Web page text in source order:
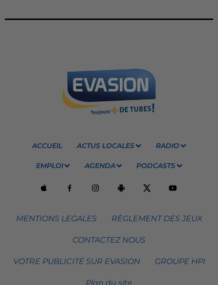
ACCUEIL ACTUS LOCALES RADIO
EMPLOI AGENDA PODCASTS
MENTIONS LEGALES RÈGLEMENT DES JEUX
CONTACTEZ NOUS
VOTRE PUBLICITÉ SUR EVASION GROUPE HPI
Plan du site